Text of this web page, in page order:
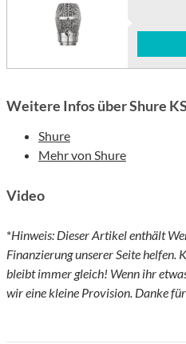
Weitere Infos über Shure
Shure
Mehr von Shure
Video
*Hinweis: Dieser Artikel enthält
Finanzierung unserer Seite helfen.
bleibt immer gleich! Wenn ihr
wir eine kleine Provision. Danke